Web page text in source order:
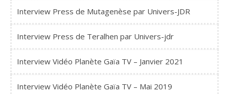
Interview Press de Mutagenèse par Univers-JDR
Interview Press de Teralhen par Univers-jdr
Interview Vidéo Planète Gaïa TV – Janvier 2021
Interview Vidéo Planète Gaïa TV – Mai 2019